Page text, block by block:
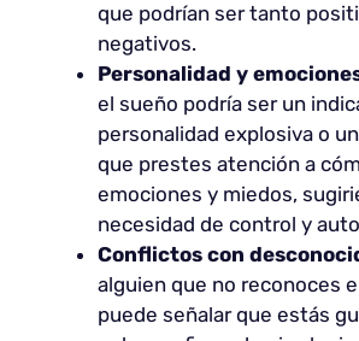
que podrían ser tanto
negativos.
Personalidad y
el sueño podría ser un
personalidad explosiva o
que prestes atención a
emociones y miedos,
necesidad de control y
Conflictos con
alguien que no reconoces
puede señalar que estás